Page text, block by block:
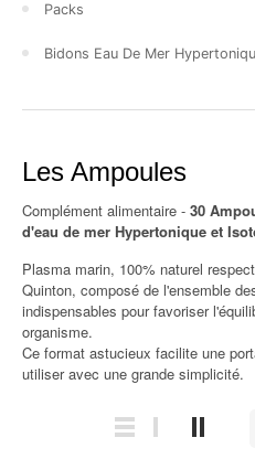
Packs
Bidons Eau De Mer
Les Ampoules
Complément alimentaire - 30
d'eau de mer Hypertonique et
Plasma marin, 100% naturel
Quinton, composé de l'ensemble
indispensables pour favoriser
organisme.
Ce format astucieux facilite une
utiliser avec une grande simplicité.